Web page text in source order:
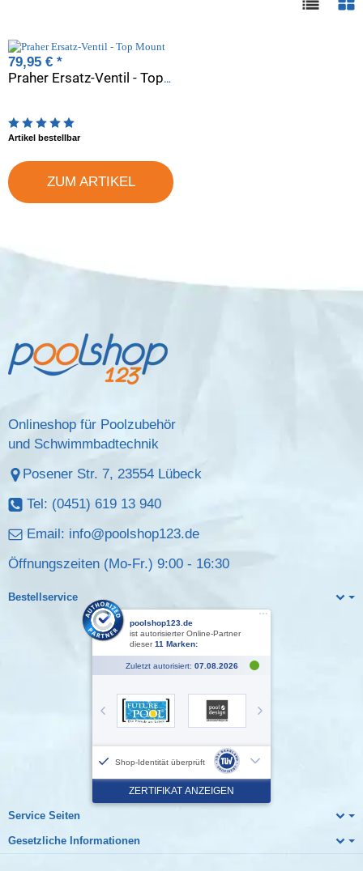
Praher Ersatz-Ventil - Top Mount
Artikelbewertung: 5 von 5 Sterne
79,95 € *
Artikel bestellbar
ZUM ARTIKEL
Onlineshop für Poolzubehör
und Schwimmbadtechnik
Posener Str. 7, 23554 Lübeck
Tel: (0451) 619 13 940
Email: info@poolshop123.de
Öffnungszeiten (Mo-Fr.) 9:00 - 16:30
Bestellservice
Service Seiten
Gesetzliche Informationen